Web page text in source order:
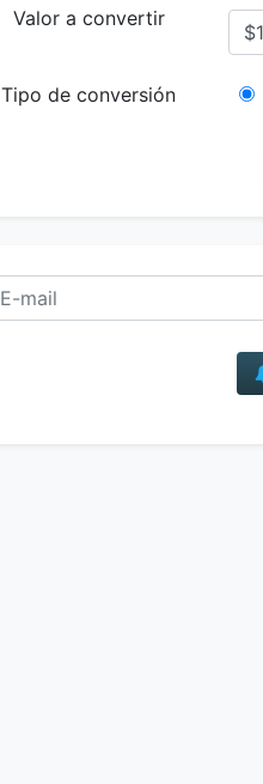
Valor a convertir
Tipo de conversión